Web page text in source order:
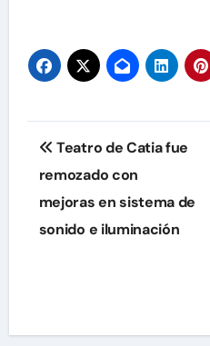
Navegación
de
entradas
Teatro de Catia fue
remozado con
mejoras en sistema de
sonido e iluminación